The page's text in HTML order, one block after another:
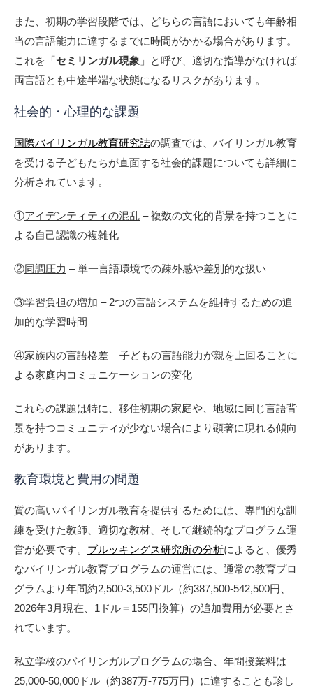
また、初期の学習段階では、どちらの言語においても年齢相
当の言語能力に達するまでに時間がかかる場合があります。
これを「セミリンガル現象 」と呼び、適切な指導がなければ
両言語とも中途半端な状態になるリスクがあります。
社会的・心理的な課題
国際バイリンガル教育研究誌の調査では、バイリンガル教育
を受ける子どもたちが直面する社会的課題についても詳細に
分析されています。
①アイデンティティの混乱 – 複数の文化的背景を持つことに
よる自己認識の複雑化
②同調圧力 – 単一言語環境での疎外感や差別的な扱い
③学習負担の増加 – 2つの言語システムを維持するための追
加的な学習時間
④家族内の言語格差 – 子どもの言語能力が親を上回ることに
よる家庭内コミュニケーションの変化
これらの課題は特に、移住初期の家庭や、地域に同じ言語背
景を持つコミュニティが少ない場合により顕著に現れる傾向
があります。
教育環境と費用の問題
質の高いバイリンガル教育を提供するためには、専門的な訓
練を受けた教師、適切な教材、そして継続的なプログラム運
営が必要です。 ブルッキングス研究所の分析によると、優秀
なバイリンガル教育プログラムの運営には、通常の教育プロ
グラムより年間約2,500-3,500ドル（約387,500-542,500円、
2026年3月現在、1ドル＝155円換算）の追加費用が必要とさ
れています。
私立学校のバイリンガルプログラムの場合、年間授業料は
25,000-50,000ドル（約387万-775万円）に達することも珍し